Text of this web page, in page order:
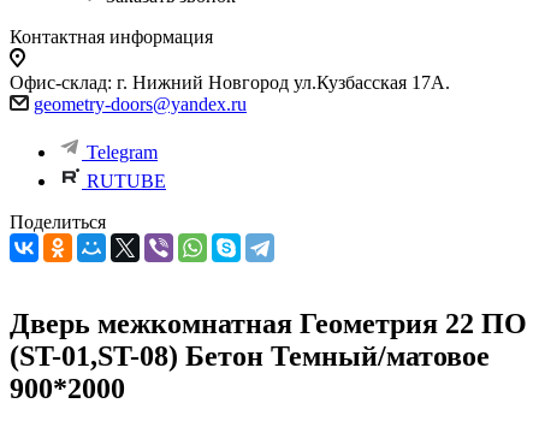
Контактная информация
Офис-склад: г. Нижний Новгород ул.Кузбасская 17А.
geometry-doors@yandex.ru
Telegram
RUTUBE
Поделиться
Дверь межкомнатная Геометрия 22 ПО
(ST-01,ST-08) Бетон Темный/матовое
900*2000